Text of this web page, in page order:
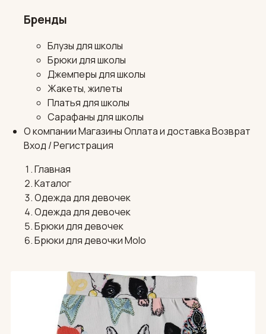
Бренды
Блузы для школы
Брюки для школы
Джемперы для школы
Жакеты, жилеты
Платья для школы
Сарафаны для школы
О компанииМагазиныОплата и доставкаВозврат
Вход / Регистрация
Главная
Каталог
Одежда для девочек
Одежда для девочек
Брюки для девочек
Брюки для девочки Molo